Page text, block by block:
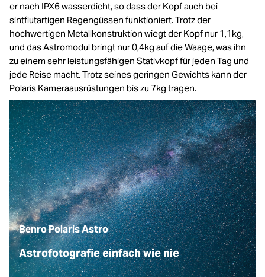
er nach IPX6 wasserdicht, so dass der Kopf auch bei
sintflutartigen Regengüssen funktioniert. Trotz der
hochwertigen Metallkonstruktion wiegt der Kopf nur 1,1kg,
und das Astromodul bringt nur 0,4kg auf die Waage, was ihn
zu einem sehr leistungsfähigen Stativkopf für jeden Tag und
jede Reise macht. Trotz seines geringen Gewichts kann der
Polaris Kameraausrüstungen bis zu 7kg tragen.
Benro Polaris Astro
Astrofotografie einfach wie nie